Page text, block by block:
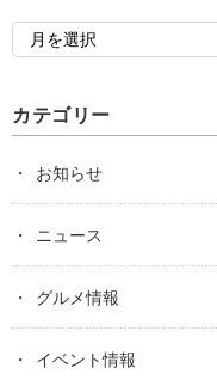
カテゴリー
お知らせ
ニュース
グルメ情報
イベント情報